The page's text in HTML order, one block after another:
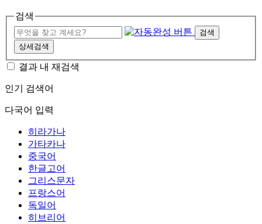
검색
검색
상세검색
결과 내 재검색
인기 검색어
다국어 입력
히라가나
가타카나
중국어
한글고어
그리스문자
프랑스어
독일어
히브리어